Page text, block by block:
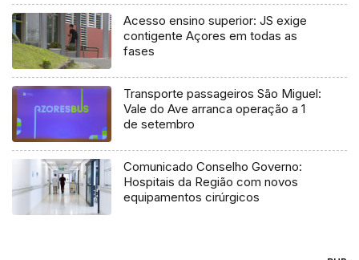
Acesso ensino superior: JS exige
contigente Açores em todas as
fases
Transporte passageiros São Miguel:
Vale do Ave arranca operação a 1
de setembro
Comunicado Conselho Governo:
Hospitais da Região com novos
equipamentos cirúrgicos